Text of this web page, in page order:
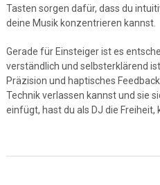
Tasten sorgen dafür, dass du
deine Musik konzentrieren kannst.
Gerade für Einsteiger ist es
verständlich und selbsterklärend
Präzision und haptisches
Technik verlassen kannst und sie
einfügt, hast du als DJ die